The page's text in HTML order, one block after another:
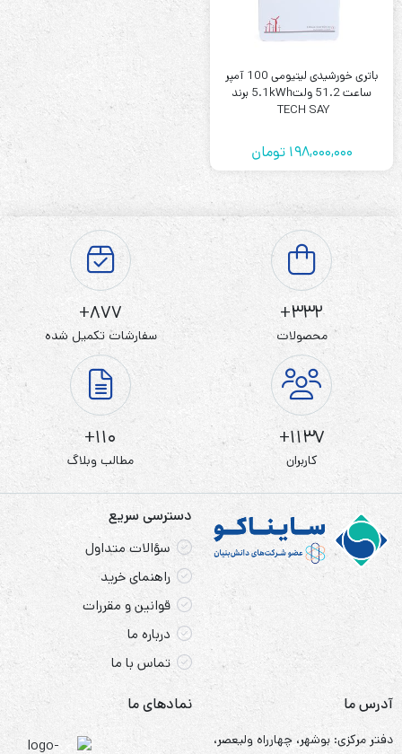
باتری خورشیدی لیتیومی 100 آمپر
ساعت 51.2 ولت5.1kWh برند
TECH SAY
198,000,000 تومان
332+
محصولات
877+
سفارشات تکمیل شده
1137+
کاربران
110+
مطالب وبلاگ
دسترسی سریع
سؤالات متداول
راهنمای خرید
قوانین و مقررات
درباره ما
تماس با ما
آدرس ما
دفتر مرکزی: بوشهر، چهارراه ولیعصر،
نمادهای ما